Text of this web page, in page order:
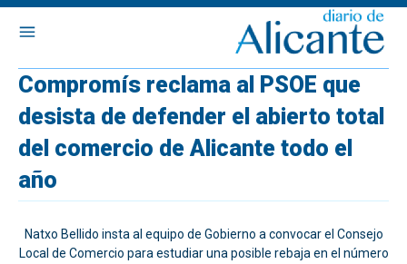
Compromís reclama al PSOE que
desista de defender el abierto total
del comercio de Alicante todo el
año
Natxo Bellido insta al equipo de Gobierno a convocar el Consejo
Local de Comercio para estudiar una posible rebaja en el número